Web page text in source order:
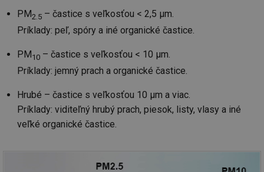
PM2.5 – častice s veľkosťou < 2,5 µm.
Príklady: peľ, spóry a iné organické častice.
PM10 – častice s veľkosťou < 10 µm.
Príklady: jemný prach a organické častice.
Hrubé – častice s veľkosťou 10 µm a viac.
Príklady: viditeľný hrubý prach, piesok, listy, vlasy a iné
veľké organické častice.